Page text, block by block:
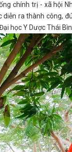
chính trị - xã hội
ra thành công,
học Y Dược Thái